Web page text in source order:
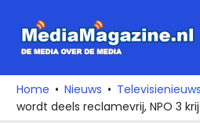
naar
media
over
de
Home Nieuws Televisienieuws
wordt deels reclamevrij, NPO 3